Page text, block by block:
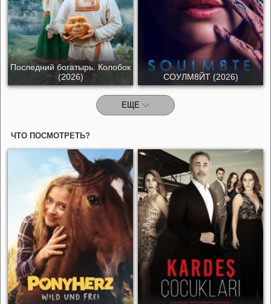
Последний богатырь. Колобок
(2026)
СОУЛМ8ЙТ (2026)
ЕЩЕ
ЧТО ПОСМОТРЕТЬ?